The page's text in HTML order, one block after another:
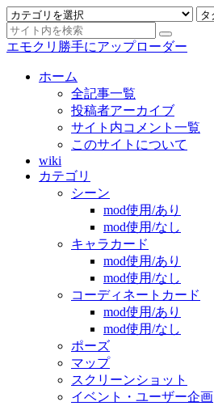
エモクリ勝手にアップローダー
ホーム
全記事一覧
投稿者アーカイブ
サイト内コメント一覧
このサイトについて
wiki
カテゴリ
シーン
mod使用/あり
mod使用/なし
キャラカード
mod使用/あり
mod使用/なし
コーディネートカード
mod使用/あり
mod使用/なし
ポーズ
マップ
スクリーンショット
イベント・ユーザー企画